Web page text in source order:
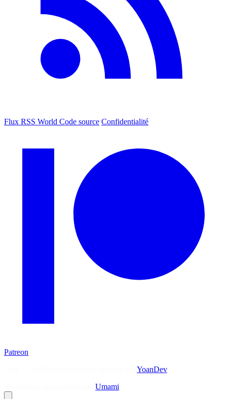
Flux RSS World Code source Confidentialité
Patreon
YoanDev
Umami